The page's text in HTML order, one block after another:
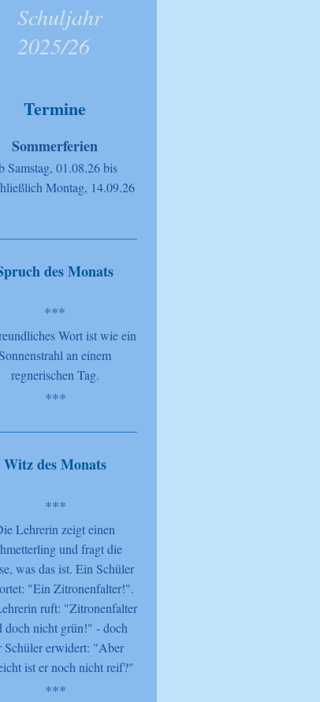
26
Termine
Sommerferien
Samstag, 01.08.26 bis
Montag, 14.09.26
des Monats
***
Wort ist wie ein
Sonnenstrahl an einem
regnerischen Tag.
***
Witz des Monats
***
Lehrerin zeigt einen
und fragt die
was das ist. Ein Schüler
"Ein Zitronenfalter!".
ruft: "Zitronenfalter
doch nicht grün!" - doch
Schüler erwidert: "Aber
ist er noch nicht reif?"
***